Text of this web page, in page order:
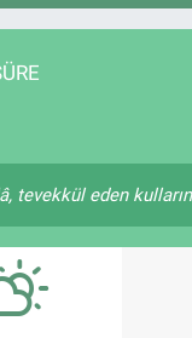
eden